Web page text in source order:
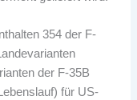
354 der F-
der F-35B
für US-